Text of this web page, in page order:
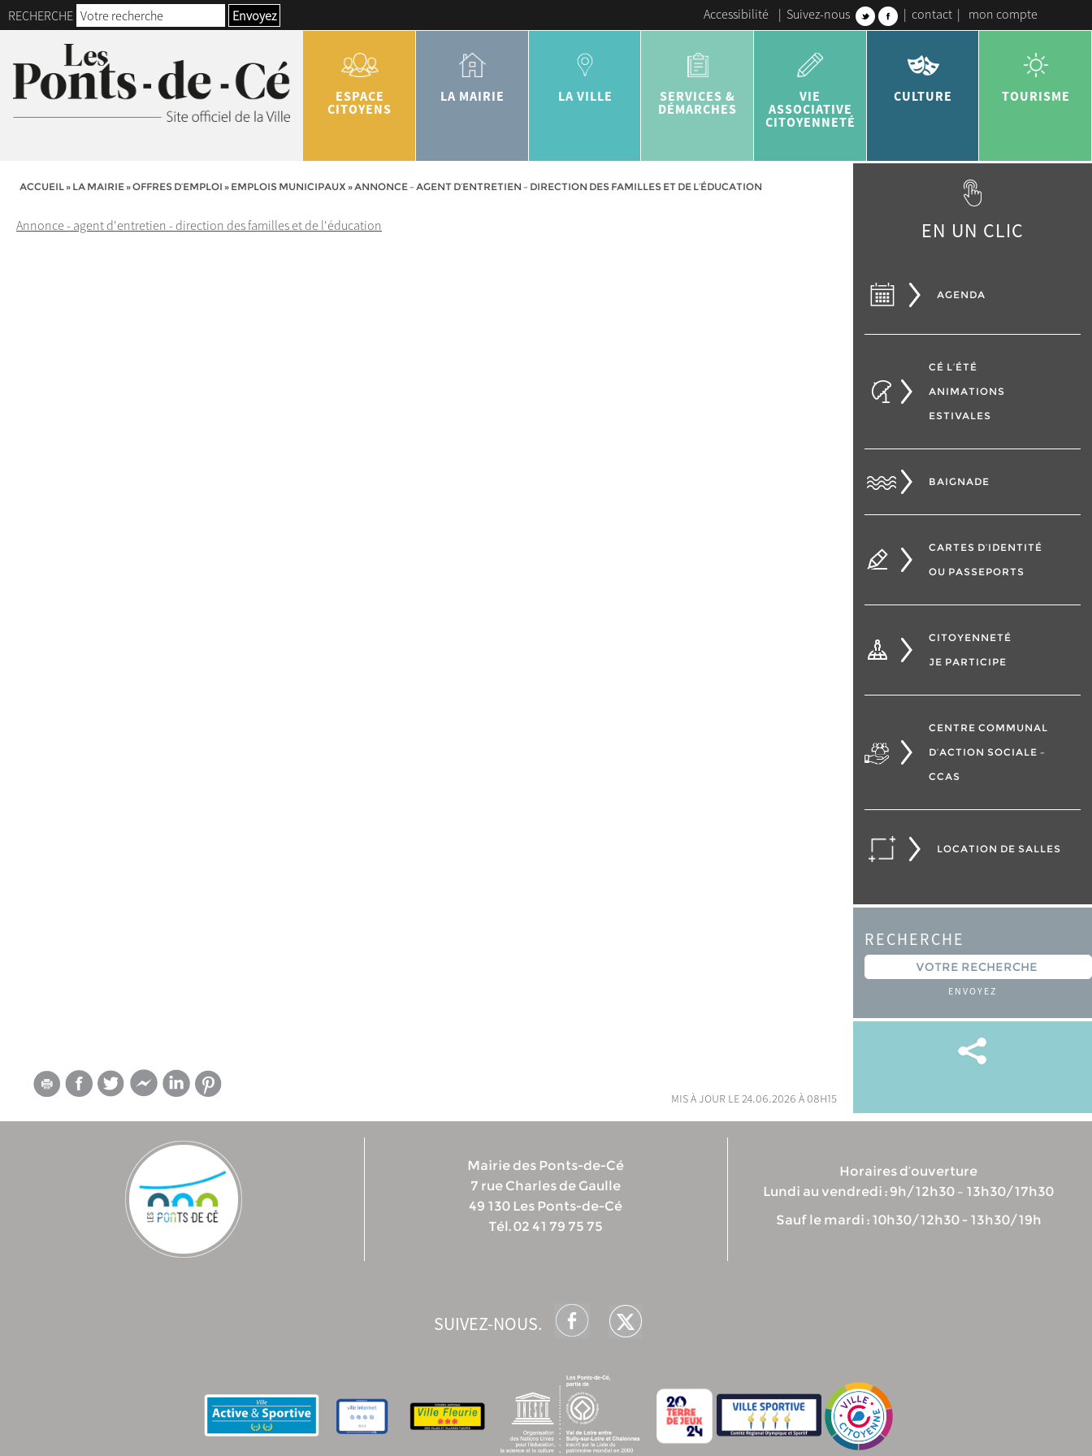
RECHERCHE Envoyez Accessibilité | Suivez-nous | contact | mon compte
ESPACE
CITOYENS
LA MAIRIE LA VILLE
SERVICES &
DÉMARCHES
VIE
ASSOCIATIVE
CITOYENNETÉ
CULTURE TOURISME
ACCUEIL» LA MAIRIE»OFFRES D’EMPLOI » EMPLOIS MUNICIPAUX »ANNONCE – AGENT D’ENTRETIEN – DIRECTION DES FAMILLES ET DE L’ÉDUCATION
Annonce - agent d'entretien - direction des familles et de l'éducation
mis à jour le 24.06.2026 à 08h15
EN UN CLIC
AGENDA
CÉ L’ÉTÉ
ANIMATIONS
ESTIVALES
BAIGNADE
CARTES D’IDENTITÉ
OU PASSEPORTS
CITOYENNETÉ
JE PARTICIPE
CENTRE COMMUNAL
D’ACTION SOCIALE –
CCAS
LOCATION DE SALLES
RECHERCHE
ENVOYEZ
Mairie des Ponts-de-Cé
7 rue Charles de Gaulle
49 130 Les Ponts-de-Cé
Tél. 02 41 79 75 75
Horaires d’ouverture
Lundi au vendredi : 9h/12h30 – 13h30/17h30
Sauf le mardi : 10h30/12h30 - 13h30/19h
SUIVEZ-NOUS.